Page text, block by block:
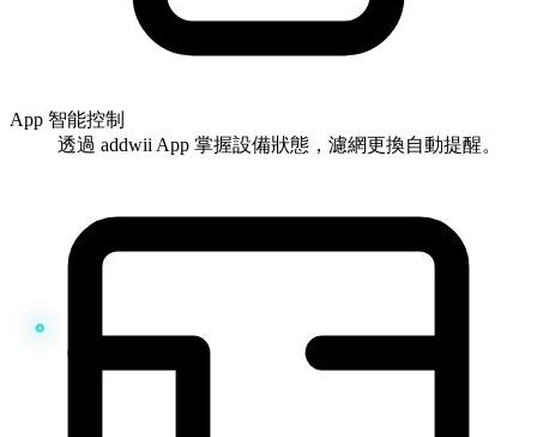
App 智能控制
透過 addwii App 掌握設備狀態，濾網更換自動提醒。